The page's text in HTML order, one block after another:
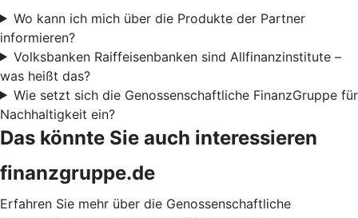
Wo kann ich mich über die Produkte der Partner
informieren?
Volksbanken Raiffeisenbanken sind Allfinanzinstitute –
was heißt das?
Wie setzt sich die Genossenschaftliche FinanzGruppe für
Nachhaltigkeit ein?
Das könnte Sie auch interessieren
finanzgruppe.de
Erfahren Sie mehr über die Genossenschaftliche